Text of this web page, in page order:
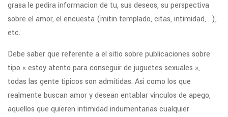
grasa le pedira informacion de tu, sus deseos, su perspectiva
sobre el amor, el encuesta (mitin templado, citas, intimidad, . ),
etc.
Debe saber que referente a el sitio sobre publicaciones sobre
tipo « estoy atento para conseguir de juguetes sexuales »,
todas las gente ti­picos son admitidas. Asi­ como los que
realmente buscan amor y desean entablar vinculos de apego,
aquellos que quieren intimidad indumentarias cualquier